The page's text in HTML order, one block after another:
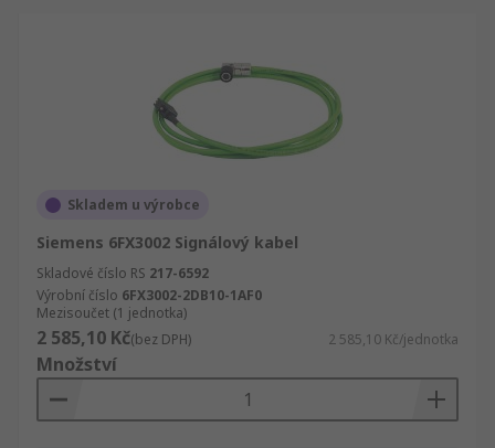
Skladem u výrobce
Siemens 6FX3002 Signálový kabel
Skladové číslo RS 217-6592
Výrobní číslo 6FX3002-2DB10-1AF0
Mezisoučet (1 jednotka)
2 585,10 Kč(bez DPH) 2 585,10 Kč/jednotka
Množství